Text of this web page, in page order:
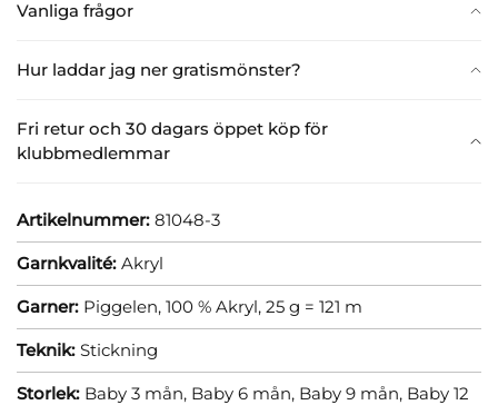
Vanliga frågor
Hur laddar jag ner gratismönster?
Fri retur och 30 dagars öppet köp för
klubbmedlemmar
Artikelnummer: 81048-3
Garnkvalité: Akryl
Garner: Piggelen, 100 % Akryl, 25 g = 121 m
Teknik: Stickning
Storlek: Baby 3 mån, Baby 6 mån, Baby 9 mån, Baby 12